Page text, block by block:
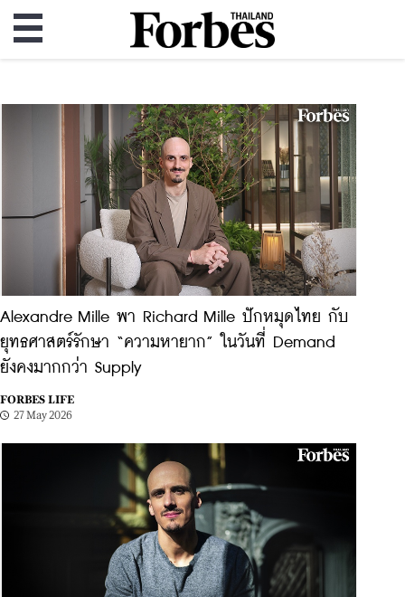
Alexandre Mille พา Richard Mille ปักหมุดไทย กับ
ยุทธศาสตร์รักษา “ความหายาก” ในวันที่ Demand
ยังคงมากกว่า Supply
FORBES LIFE
27 May 2026